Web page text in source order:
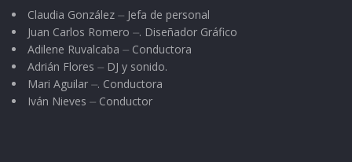
Claudia González ⏤ Jefa de personal
Juan Carlos Romero ⏤. Diseñador Gráfico
Adilene Ruvalcaba ⏤ Conductora
Adrián Flores ⏤ DJ y sonido.
Mari Aguilar ⏤. Conductora
Iván Nieves ⏤ Conductor